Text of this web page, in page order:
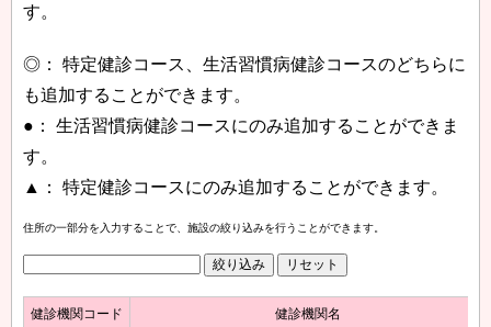
す。
◎： 特定健診コース、生活習慣病健診コースのどちらに
も追加することができます。
●： 生活習慣病健診コースにのみ追加することができま
す。
▲： 特定健診コースにのみ追加することができます。
住所の一部分を入力することで、施設の絞り込みを行うことができます。
健診機関コード 健診機関名